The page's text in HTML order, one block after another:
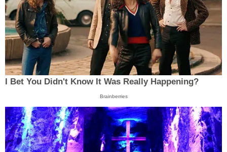
I Bet You Didn't Know It Was Really Happening?
Brainberries